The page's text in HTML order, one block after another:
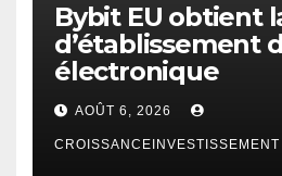
Bybit EU obtient
d’établissement
électronique
AOÛT 6, 2026
CROISSANCEINVESTISSEMENT